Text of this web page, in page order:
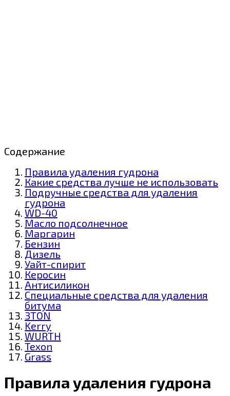
Содержание
Правила удаления гудрона
Какие средства лучше не использовать
Подручные средства для удаления
гудрона
WD-40
Масло подсолнечное
Маргарин
Бензин
Дизель
Уайт-спирит
Керосин
Антисиликон
Специальные средства для удаления
битума
3TON
Kerry
WURTH
Texon
Grass
Правила удаления гудрона